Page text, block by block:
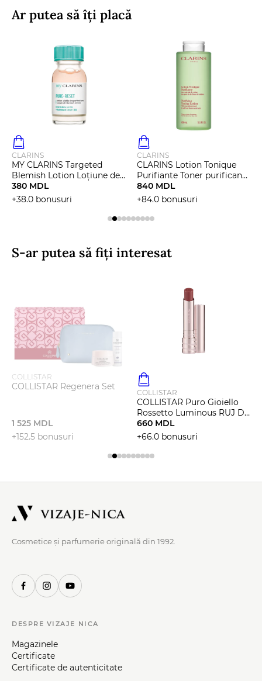
Ar putea să îți placă
CLARINS
MY CLARINS Targeted
Blemish Lotion Loțiune de
curățare pentru față
380 MDL
+38.0 bonusuri
CLARINS
CLARINS Lotion Tonique
Purifiante Toner purificant
pentru piele combinata și
grasă
840 MDL
+84.0 bonusuri
S-ar putea să fiți interesat
COLLISTAR
COLLISTAR Regenera Set
1 525 MDL
+152.5 bonusuri
COLLISTAR
COLLISTAR Puro Gioiello
Rossetto Luminous RUJ DE
BUZE LUMINOS
660 MDL
+66.0 bonusuri
Cosmetice și parfumerie originală din 1992.
DESPRE VIZAJE NICA
Magazinele
Certificate
Certificate de autenticitate